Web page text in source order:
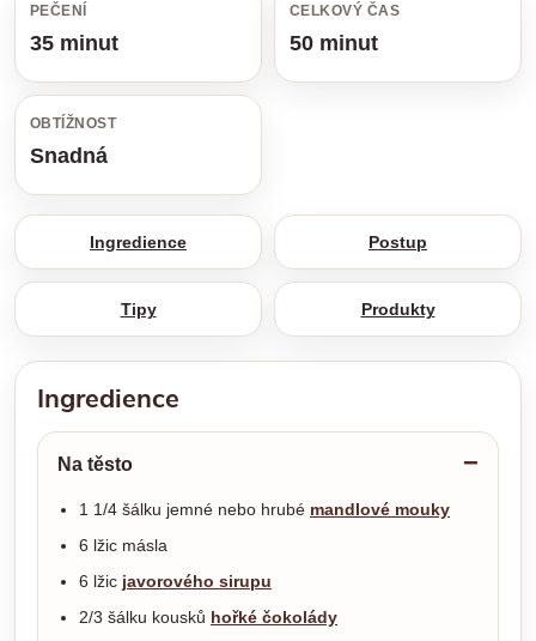
PEČENÍ
35 minut
CELKOVÝ ČAS
50 minut
OBTÍŽNOST
Snadná
Ingredience Postup
Tipy Produkty
Ingredience
Na těsto
1 1/4 šálku jemné nebo hrubé mandlové mouky
6 lžic másla
6 lžic javorového sirupu
2/3 šálku kousků hořké čokolády